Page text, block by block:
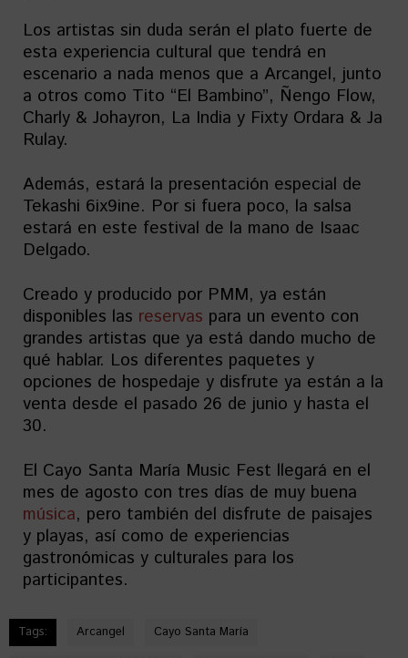
Los artistas sin duda serán el plato fuerte de
esta experiencia cultural que tendrá en
escenario a nada menos que a Arcangel, junto
a otros como Tito “El Bambino”, Ñengo Flow,
Charly & Johayron, La India y Fixty Ordara & Ja
Rulay.
Además, estará la presentación especial de
Tekashi 6ix9ine. Por si fuera poco, la salsa
estará en este festival de la mano de Isaac
Delgado.
Creado y producido por PMM, ya están
disponibles las reservas para un evento con
grandes artistas que ya está dando mucho de
qué hablar. Los diferentes paquetes y
opciones de hospedaje y disfrute ya están a la
venta desde el pasado 26 de junio y hasta el
30.
El Cayo Santa María Music Fest llegará en el
mes de agosto con tres días de muy buena
música, pero también del disfrute de paisajes
y playas, así como de experiencias
gastronómicas y culturales para los
participantes.
Tags: Arcangel Cayo Santa María